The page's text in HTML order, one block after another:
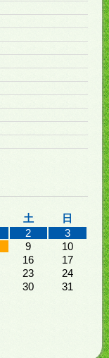
土
日
2
3
9
10
16
17
23
24
30 31